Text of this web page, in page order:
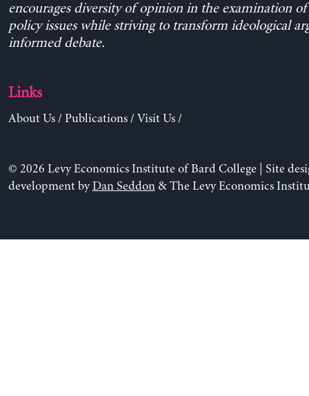
encourages diversity of opinion in the examination
policy issues while striving to transform ideological
informed debate.
Links
About Us/ Publications/ Visit Us/
© 2026 Levy Economics Institute of Bard College | Site
development byDan Seddon& The Levy Economics